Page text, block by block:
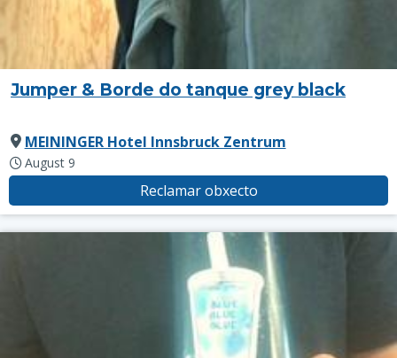
Jumper & Borde do tanque grey black
MEININGER Hotel Innsbruck Zentrum
August 9
Reclamar obxecto